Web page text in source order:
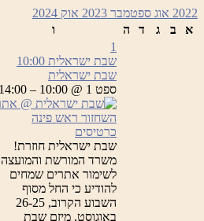
2022 אוג ספטמבר 2023 אוק 2024
א
ב ג ד ה ו
1
שבת ישראלית 10:00
שבת ישראלית
ספט 1 @ 10:00 – 14:00
כרטיסים
שבת ישראלית חוזרת!
משרד המורשת והמועצה
לשימור אתרים שמחים
להודיע כי החל מסוף
השבוע הקרוב, 26-25
באוגוסט, מיזם שבת